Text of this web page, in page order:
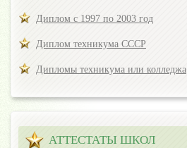
Диплом с 1997 по 2003 год
Диплом техникума СССР
Дипломы техникума или колледжа
АТТЕСТАТЫ ШКОЛ